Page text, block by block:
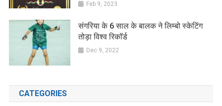
Feb 9, 2023
संगरिया के 6 साल के बालक ने लिम्बो स्केटिंग
तोड़ा विश्व रिकॉर्ड
Dec 9, 2022
CATEGORIES